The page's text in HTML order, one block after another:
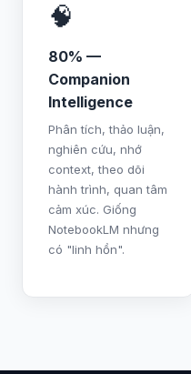
🧠
80% —
Companion
Intelligence
Phân tích, thảo luận,
nghiên cứu, nhớ
context, theo dõi
hành trình, quan tâm
cảm xúc. Giống
NotebookLM nhưng
có "linh hồn".